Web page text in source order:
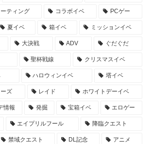
ティング コラボイベ PCゲー
夏イベ 箱イベ ミッションイベ
大決戦 ADV ぐだぐだ
聖杯戦線 クリスマスイベ
ハロウィンイベ 塔イベ
ズ レイド ホワイトデーイベ
情報 発掘 宝箱イベ エロゲー
エイプリルフール 降臨クエスト
禁域クエスト DL記念 アニメ